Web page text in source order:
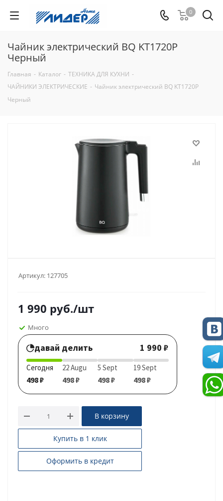
0
Чайник электрический BQ KT1720P
Черный
Главная - Каталог - ТЕХНИКА ДЛЯ КУХНИ -
ЧАЙНИКИ ЭЛЕКТРИЧЕСКИЕ - Чайник электрический BQ KT1720P
Черный
Артикул: 127705
1 990 руб./шт
Много
давай делить 1 990 ₽
Сегодня
498 ₽
22 Augu
498 ₽
5 Sept
498 ₽
19 Sept
498 ₽
В корзину
Купить в 1 клик
Оформить в кредит